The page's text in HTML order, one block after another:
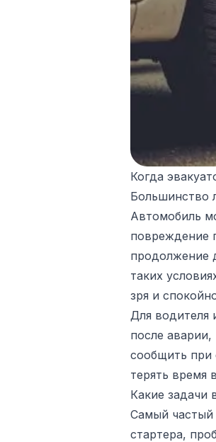
Когда
Большинство
Автомобиль
повреждение
продолжение
таких
зря и
Для водителя
после
сообщить при
терять время
Какие задачи
Самый частый
стартера,